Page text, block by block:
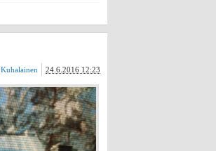
24.6.2016 12:23